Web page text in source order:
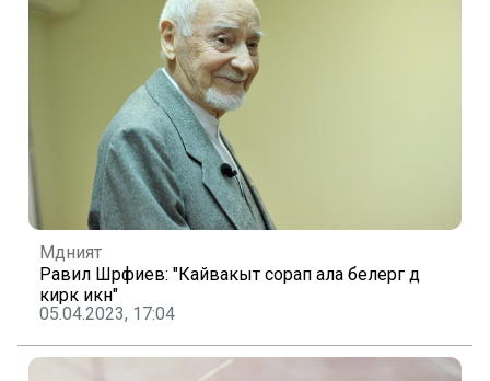
Мәдәният
Равил Шәрәфиев: "Кайвакыт сорап ала белергә дә
кирәк икән"
05.04.2023, 17:04